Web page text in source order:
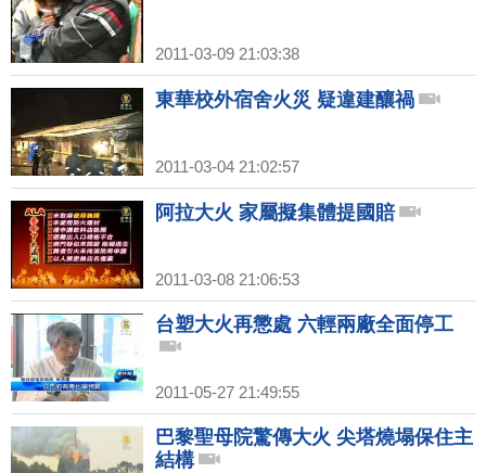
2011-03-09 21:03:38
東華校外宿舍火災 疑違建釀禍
2011-03-04 21:02:57
阿拉大火 家屬擬集體提國賠
2011-03-08 21:06:53
台塑大火再懲處 六輕兩廠全面停工
2011-05-27 21:49:55
巴黎聖母院驚傳大火 尖塔燒塌保住主
結構